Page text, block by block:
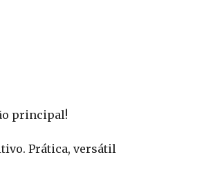
principal!
Prática, versátil